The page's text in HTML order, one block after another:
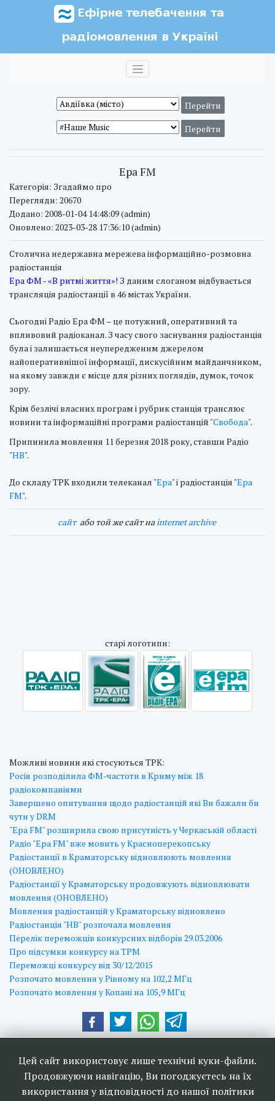
Ера FM
Категорія: Згадаймо про
Перегляди: 20670
Додано: 2008-01-04 14:48:09 (admin)
Оновлено: 2023-03-28 17:36:10 (admin)
Столична недержавна мережева інформаційно-розмовна
радіостанція
Ера ФМ - «В ритмі життя»! З даним слоганом відбувається
трансляція радіостанції в 46 містах України.
Сьогодні Радіо Ера ФМ – це потужний, оперативний та
впливовий радіоканал. З часу свого заснування радіостанція
була і залишається неупередженим джерелом
найоперативнішої інформації, дискусійним майданчником,
на якому завжди є місце для різних поглядів, думок, точок
зору.
Крім безлічі власних програм і рубрик станція транслює
новини та інформаційні програми радіостанцій "Свобода".
Припинила мовлення 11 березня 2018 року, ставши Радіо
"НВ".
До складу ТРК входили телеканал "Ера" і радіостанція "Ера
FM".
cайтабо той же сайт наinternet archive
cтарі логотипи:
Можливі новини які стосуються ТРК:
Росія розподілила ФМ-частоти в Криму між 18
радіокомпаніями
Завершено опитування щодо радіостанцій які Ви бажали би
чути у DRM
"Ера FM" розширила свою присутність у Черкаській області
Радіо "Ера FM" вже мовить у Красноперекопську
Радіостанції в Краматорську відновлюють мовлення
(ОНОВЛЕНО)
Радіостанції у Краматорську продовжують відновлювати
мовлення (ОНОВЛЕНО)
Мовлення радіостанцій у Краматорську відновлено
Радіостанція "НВ" розпочала мовлення
Перелік переможців конкурсних відборів 29.03.2006
Про підсумки конкурсу на ТРМ
Переможці конкурсу від 30/12/2015
Розпочато мовлення у Рівному на 102,2 МГц
Розпочато мовлення у Копані на 105,9 МГц
Цей сайт використовує лише технічні куки-файли.
Продовжуючи навігацію, Ви погоджуєтесь на їх
використання у відповідності до нашої політики